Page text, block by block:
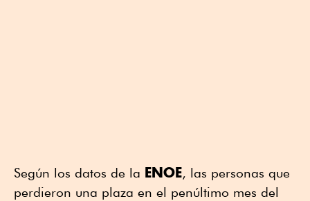
Según los datos de la ENOE, las personas que
perdieron una plaza en el penúltimo mes del